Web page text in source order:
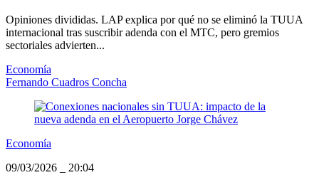
Opiniones divididas. LAP explica por qué no se eliminó la TUUA
internacional tras suscribir adenda con el MTC, pero gremios
sectoriales advierten...
Economía
Fernando Cuadros Concha
Economía
09/03/2026
20:04